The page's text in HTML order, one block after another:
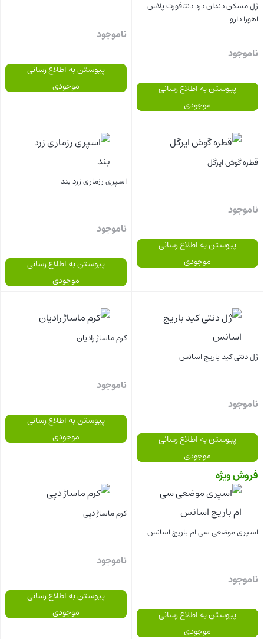
ژل مسکن دندان درد دنتافورت پلاس
اهورا دارو
ناموجود
پیوستن به اطلاع رسانی
موجودی
ناموجود
پیوستن به اطلاع رسانی
موجودی
قطره گوش ایرگل
ناموجود
پیوستن به اطلاع رسانی
موجودی
اسپری رزماری زرد بند
ناموجود
پیوستن به اطلاع رسانی
موجودی
ژل دنتی کید باریج اسانس
ناموجود
بستن
پیوستن به اطلاع رسانی
موجودی
کرم ماساژ رادیان
ناموجود
پیوستن به اطلاع رسانی
موجودی
فروش ویژه
اسپری موضعی سی ام باریج اسانس
ناموجود
پیوستن به اطلاع رسانی
موجودی
کرم ماساژ دپی
ناموجود
پیوستن به اطلاع رسانی
موجودی